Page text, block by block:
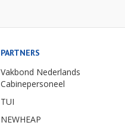
PARTNERS
Vakbond Nederlands
Cabinepersoneel
TUI
NEWHEAP